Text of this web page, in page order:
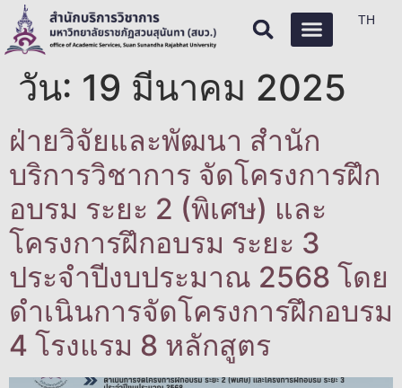
TH
วัน: 19 มีนาคม 2025
ฝ่ายวิจัยและพัฒนา สำนัก
บริการวิชาการ จัดโครงการฝึก
อบรม ระยะ 2 (พิเศษ) และ
โครงการฝึกอบรม ระยะ 3
ประจำปีงบประมาณ 2568 โดย
ดำเนินการจัดโครงการฝึกอบรม
4 โรงแรม 8 หลักสูตร